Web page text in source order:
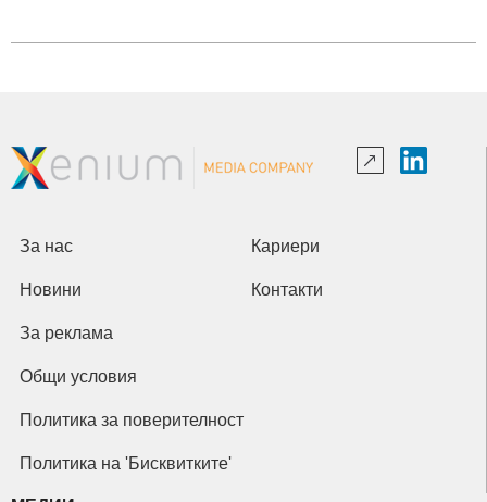
За нас Кариери
Новини Контакти
За реклама
Общи условия
Политика за поверителност
Политика на 'Бисквитките'